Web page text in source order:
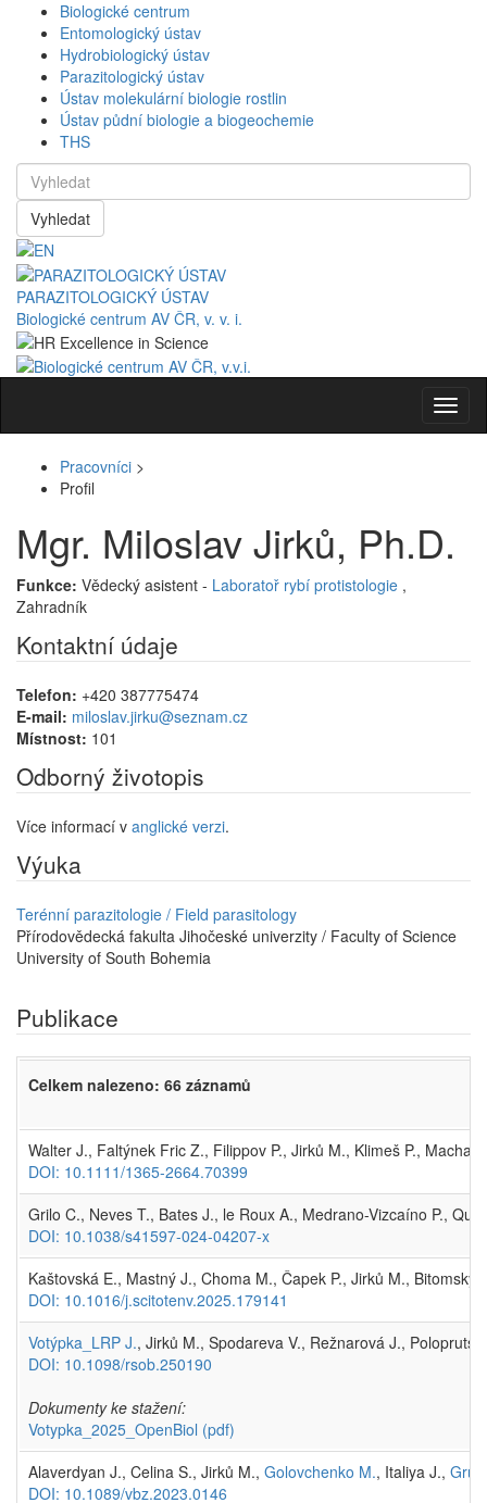
Biologické centrum
Entomologický ústav
Hydrobiologický ústav
Parazitologický ústav
Ústav molekulární biologie rostlin
Ústav půdní biologie a biogeochemie
THS
Vyhledat
PARAZITOLOGICKÝ ÚSTAV
Biologické centrum AV ČR, v. v. i.
Pracovníci >
Profil
Mgr. Miloslav Jirků, Ph.D.
Funkce: Vědecký asistent - Laboratoř rybí protistologie ,
Zahradník
Kontaktní údaje
Telefon: +420 387775474
E-mail: miloslav.jirku@seznam.cz
Místnost: 101
Odborný životopis
Více informací v anglické verzi.
Výuka
Terénní parazitologie / Field parasitology
Přírodovědecká fakulta Jihočeské univerzity / Faculty of Science
University of South Bohemia
Publikace
Celkem nalezeno: 66 záznamů
Walter J., Faltýnek Fric Z., Filippov P., Jirků M., Klimeš P.,
DOI: 10.1111/1365-2664.70399
Grilo C., Neves T., Bates J., le Roux A., Medrano-Vizcaíno P.,
DOI: 10.1038/s41597-024-04207-x
Kaštovská E., Mastný J., Choma M., Čapek P., Jirků M.,
DOI: 10.1016/j.scitotenv.2025.179141
Votýpka_LRP J., Jirků M., Spodareva V., Režnarová J.,
DOI: 10.1098/rsob.250190
Dokumenty ke stažení:
Votypka_2025_OpenBiol (pdf)
Alaverdyan J., Celina S., Jirků M., Golovchenko M., Italiya J.,
DOI: 10.1089/vbz.2023.0146